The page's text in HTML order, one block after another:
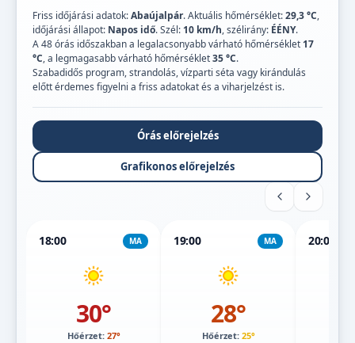
Friss időjárási adatok:Abaújalpár. Aktuális hőmérséklet:29,3 °C,
időjárási állapot: Napos idő. Szél: 10 km/h, szélirány: ÉÉNY.
A 48 órás időszakban a legalacsonyabb várható hőmérséklet 17
°C, a legmagasabb várható hőmérséklet35 °C.
Szabadidős program, strandolás, vízparti séta vagy kirándulás
előtt érdemes figyelni a friss adatokat és a viharjelzést is.
Órás előrejelzés
Grafikonos előrejelzés
18:00 MA
30°
Hőérzet: 27°
19:00 MA
28°
Hőérzet: 25°
20:00